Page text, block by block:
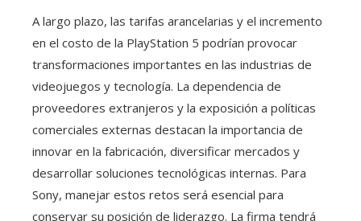
A largo plazo, las tarifas arancelarias y el incremento
en el costo de la PlayStation 5 podrían provocar
transformaciones importantes en las industrias de
videojuegos y tecnología. La dependencia de
proveedores extranjeros y la exposición a políticas
comerciales externas destacan la importancia de
innovar en la fabricación, diversificar mercados y
desarrollar soluciones tecnológicas internas. Para
Sony, manejar estos retos será esencial para
conservar su posición de liderazgo. La firma tendrá